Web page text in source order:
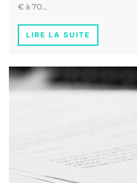
€ à 70…
LIRE LA SUITE